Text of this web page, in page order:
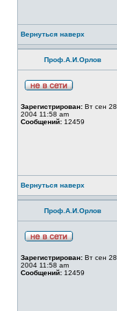
Вернуться наверх
Проф.А.И.Орлов
Зарегистрирован: Вт сен 28,
2004 11:58 am
Сообщений: 12459
Вернуться наверх
Проф.А.И.Орлов
Зарегистрирован: Вт сен 28,
2004 11:58 am
Сообщений: 12459